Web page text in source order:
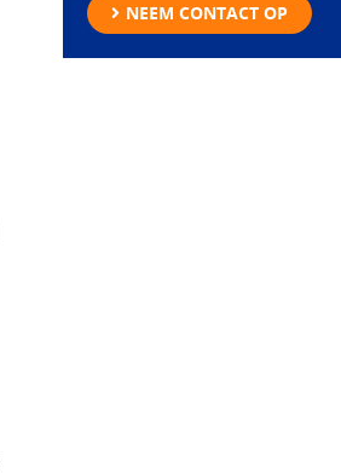
NEEM CONTACT OP